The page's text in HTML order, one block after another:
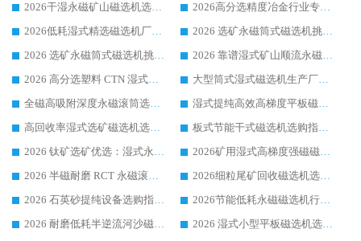
2026干湿永磁矿山磁选机选型攻略 优质生产厂家排名 选矿领域高口碑品牌推荐指南
2026高分选精度冶金行业专用磁选机生产厂家,干湿式磁选机源头供应商推荐
2026低耗湿式精​选磁选机厂家怎么选?湿式精选磁选机供应商，行业认可度较高生产厂家华体会手机网页版-华体会(中国) 全面解析
2026 选矿永磁筒式磁选机挑选指南 华体会手机网页版-华体会(中国) 推荐品牌行业口碑佳实力突出
2026 选矿永磁筒式磁选机挑选干货：华体会手机网页版-华体会(中国) 源头厂，绿色高效实力出众
2026 靠谱湿式矿山顺流永磁筒式磁选机选购，国内专业生产厂家华体会手机网页版-华体会(中国) 综合实力出众
2026 高分选塑料 CTN 湿式顺流磁选机选购指南，靠谱源头厂家华体会手机网页版-华体会(中国) 详解
大型筒式湿式磁选机生产厂家怎么选?华体会手机网页版-华体会(中国) 设备口碑广受行业认可
全磁高吸附深度永磁滚筒选购指南 业内口碑稳定磁电设备生产厂家详细推荐
湿式提纯高效高梯度平板磁选机靠谱设备源头厂商华体会手机网页版-华体会(中国) 综合测评
高回收率湿式选矿磁选机选购指南 业内口碑磁电设备生产厂家实力解析
板式节能干式磁选机选购指南，源头生产厂家华体会手机网页版-华体会(中国) 综合实力可观
2026 钛矿选矿优选：湿式永磁筒式磁选机源头厂家华体会手机网页版-华体会(中国) 综合解析
2026矿用湿式高梯度强磁磁选机选购指南，临朐靠谱磁电生产厂家华体会手机网页版-华体会(中国) 详解
2026 半磁耐磨 RCT 永磁滚筒选购指南，临朐源头生产厂家华体会手机网页版-华体会(中国) 实测分享
2026细粒尾矿回收磁选机选购指南 产业集群优质生产厂家华体会手机网页版-华体会(中国) 解析
2026 石英砂提纯设备选购指南：华体会手机网页版-华体会(中国) 提纯磁选机厂家综合解读
2026节能低耗永磁磁选机行业优选标杆 临朐华体会手机网页版-华体会(中国) 专业生产厂家
2026 耐磨低耗半逆流河沙磁选机选购指南 临朐产业集群源头厂华体会手机网页版-华体会(中国) 详细解析
2026 湿式小型平板磁选机选矿适配设备 临朐华体会手机网页版-华体会(中国) 实体生产厂家直供